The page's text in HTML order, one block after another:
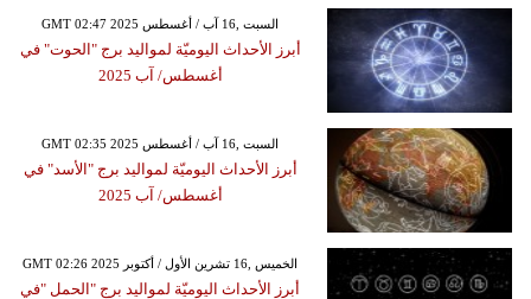
GMT 02:47 2025 السبت ,16 آب / أغسطس
أبرز الأحداث اليوميّة لمواليد برج "الحوت" في
أغسطس/ آب 2025
GMT 02:35 2025 السبت ,16 آب / أغسطس
أبرز الأحداث اليوميّة لمواليد برج "الأسد" في
أغسطس/ آب 2025
GMT 02:26 2025 الخميس ,16 تشرين الأول / أكتوبر
أبرز الأحداث اليوميّة لمواليد برج "الحمل "في